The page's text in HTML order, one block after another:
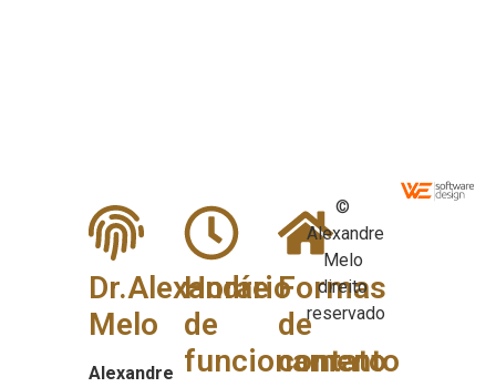
Dr.Alexandre
Melo
Alexandre
Horário
de
funcionamento
Formas
de
contato
©
Alexandre
Melo
direito
reservado